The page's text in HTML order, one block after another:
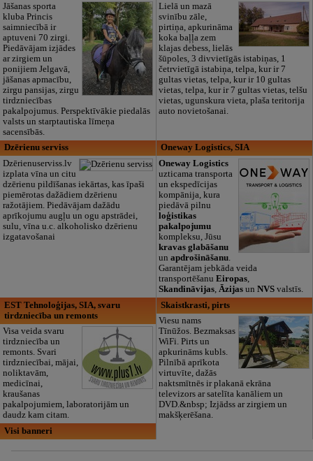
Jāšanas sporta
kluba Princis
saimniecībā ir
aptuveni 70 zirgi.
Piedāvājam izjādes
ar zirgiem un
ponijiem Jelgavā,
jāšanas apmacību,
zirgu pansijas, zirgu
tirdzniecības
pakalpojumus. Perspektīvākie piedalās
valsts un starptautiska līmeņa
sacensībās.
Lielā un mazā
svinību zāle,
pirtiņa, apkurināma
koka baļļa zem
klajas debess, lielās
šūpoles, 3 divvietīgās istabiņas, 1
četrvietīgā istabiņa, telpa, kur ir 7
gultas vietas, telpa, kur ir 10 gultas
vietas, telpa, kur ir 7 gultas vietas, telšu
vietas, ugunskura vieta, plaša teritorija
auto novietošanai.
Dzērienu serviss
Dzērienuserviss.lv
izplata vīna un citu
dzērienu pildīšanas iekārtas, kas īpaši
piemērotas dažādiem dzērienu
ražotājiem. Piedāvājam dažādu
aprīkojumu augļu un ogu apstrādei,
sulu, vīna u.c. alkoholisko dzērienu
izgatavošanai
Oneway Logistics, SIA
Oneway Logistics
uzticama transporta
un ekspedīcijas
kompānija, kura
piedāvā pilnu
loģistikas
pakalpojumu
kompleksu, Jūsu
kravas glabāšanu
unapdrošināšanu.
Garantējam jebkāda veida
transportēšanuEiropas,
Skandināvijas,Āzijas unNVS valstīs.
EST Tehnoloģijas, SIA, svaru
tirdzniecība un remonts
Visa veida svaru
tirdzniecība un
remonts. Svari
tirdzniecībai, mājai,
noliktavām,
medicīnai,
kraušanas
pakalpojumiem, laboratorijām un
daudz kam citam.
Skaistkrasti, pirts
Viesu nams
Tīnūžos. Bezmaksas
WiFi. Pirts un
apkurināms kubls.
Pilnībā aprīkota
virtuvīte, dažās
naktsmītnēs ir plakanā ekrāna
televizors ar satelīta kanāliem un
DVD.&nbsp; Izjādss ar zirgiem un
makšķerēšana.
Visi banneri